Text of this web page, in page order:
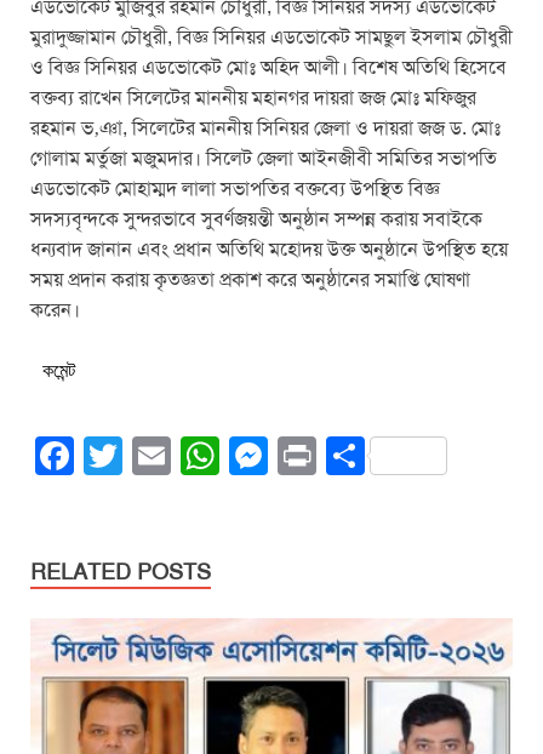
এডভোকেট মুজিবুর রহমান চৌধুরী, বিজ্ঞ সিনিয়র সদস্য এডভোকেট
মুরাদুজ্জামান চৌধুরী, বিজ্ঞ সিনিয়র এডভোকেট সামছুল ইসলাম চৌধুরী
ও বিজ্ঞ সিনিয়র এডভোকেট মোঃ অহিদ আলী। বিশেষ অতিথি হিসেবে
বক্তব্য রাখেন সিলেটের মাননীয় মহানগর দায়রা জজ মোঃ মফিজুর
রহমান ভ‚ঞা, সিলেটের মাননীয় সিনিয়র জেলা ও দায়রা জজ ড. মোঃ
গোলাম মর্তুজা মজুমদার। সিলেট জেলা আইনজীবী সমিতির সভাপতি
এডভোকেট মোহাম্মদ লালা সভাপতির বক্তব্যে উপস্থিত বিজ্ঞ
সদস্যবৃন্দকে সুন্দরভাবে সুবর্ণজয়ন্তী অনুষ্ঠান সম্পন্ন করায় সবাইকে
ধন্যবাদ জানান এবং প্রধান অতিথি মহোদয় উক্ত অনুষ্ঠানে উপস্থিত হয়ে
সময় প্রদান করায় কৃতজ্ঞতা প্রকাশ করে অনুষ্ঠানের সমাপ্তি ঘোষণা
করেন।
কমেন্ট
F
e
b
o
o
k
T
er
E
W
A
p
p
M
n
g
er
Pr S
RELATED POSTS